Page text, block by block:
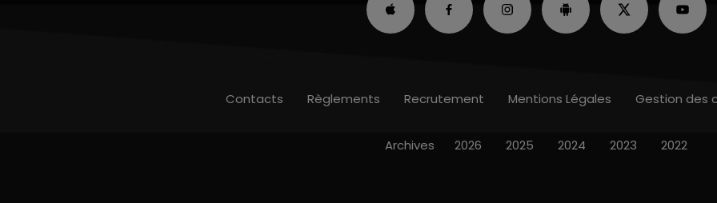
Contacts Règlements Recrutement Mentions Légales Gestion des
Archives 2026 2025 2024 2023 2022